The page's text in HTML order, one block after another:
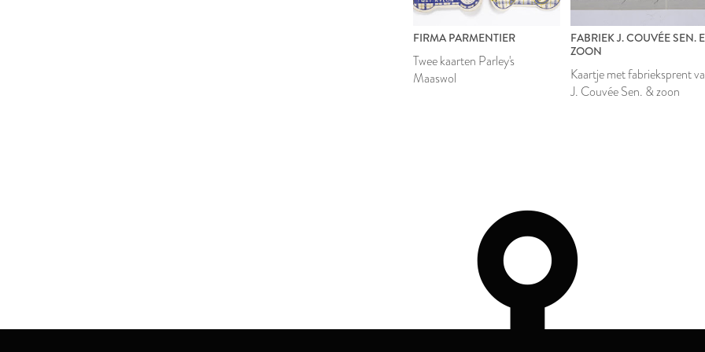
FIRMA PARMENTIER
Twee kaarten Parley's
Maaswol
FABRIEK J. COUVÉE SEN.
ZOON
Kaartje met fabrieksprent
J. Couvée Sen. & zoon